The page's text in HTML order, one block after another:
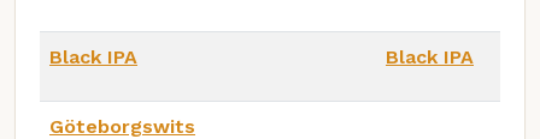
Black IPA Black IPA
Göteborgswits